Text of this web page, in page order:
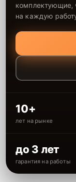
комплектующие,
на каждую
10+
лет на рынке
до 3 лет
гарантия на работы